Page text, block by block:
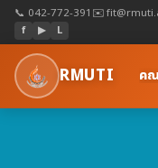
📞 042-772-391 ✉️
f
▶ L
RMUTI ค